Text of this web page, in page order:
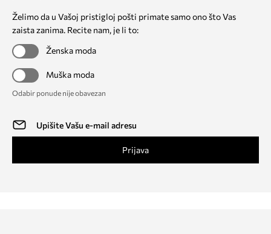
Želimo da u Vašoj pristigloj pošti primate samo ono što Vas
zaista zanima. Recite nam, je li to:
Ženska moda
Muška moda
Odabir ponude nije obavezan
Prijava